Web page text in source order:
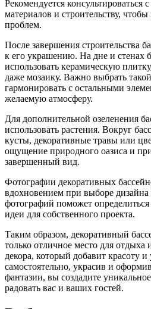
Рекомендуется
материалов и строительству,
проблем.
После завершения строительства
к его украшению. На дне и стенах
использовать керамическую
даже мозаику. Важно выбрать
гармонировать с остальными
желаемую атмосферу.
Для дополнительной озеленения
использовать растения. Вокруг
кусты, декоративные травы или
ощущение природного оазиса и
завершенный вид.
Фотографии декоративных
вдохновением при выборе
фотографий поможет
идеи для собственного проекта.
Таким образом, декоративный
только отличное место для отдыха
декора, который добавит красоту
самостоятельно, украсив и
фантазии, вы создадите
радовать вас и ваших гостей.